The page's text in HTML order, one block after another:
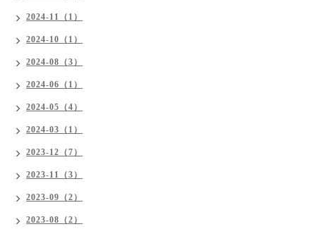
2024-11（1）
2024-10（1）
2024-08（3）
2024-06（1）
2024-05（4）
2024-03（1）
2023-12（7）
2023-11（3）
2023-09（2）
2023-08（2）